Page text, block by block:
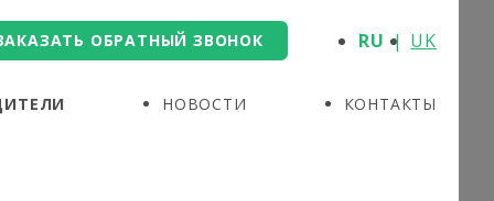
ОБРАТНЫЙ ЗВОНОК RU UK
НОВОСТИ КОНТАКТЫ